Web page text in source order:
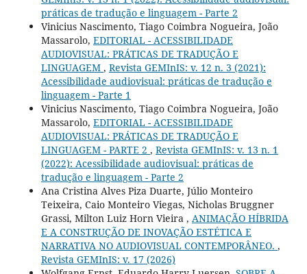
práticas de tradução e linguagem - Parte 2
Vinicius Nascimento, Tiago Coimbra Nogueira, João
Massarolo, EDITORIAL - ACESSIBILIDADE
AUDIOVISUAL: PRÁTICAS DE TRADUÇÃO E
LINGUAGEM , Revista GEMInIS: v. 12 n. 3 (2021):
Acessibilidade audiovisual: práticas de tradução e
linguagem - Parte 1
Vinicius Nascimento, Tiago Coimbra Nogueira, João
Massarolo, EDITORIAL - ACESSIBILIDADE
AUDIOVISUAL: PRÁTICAS DE TRADUÇÃO E
LINGUAGEM - PARTE 2 , Revista GEMInIS: v. 13 n. 1
(2022): Acessibilidade audiovisual: práticas de
tradução e linguagem - Parte 2
Ana Cristina Alves Piza Duarte, Júlio Monteiro
Teixeira, Caio Monteiro Viegas, Nicholas Bruggner
Grassi, Milton Luiz Horn Vieira , ANIMAÇÃO HÍBRIDA
E A CONSTRUÇÃO DE INOVAÇÃO ESTÉTICA E
NARRATIVA NO AUDIOVISUAL CONTEMPORÂNEO. ,
Revista GEMInIS: v. 17 (2026)